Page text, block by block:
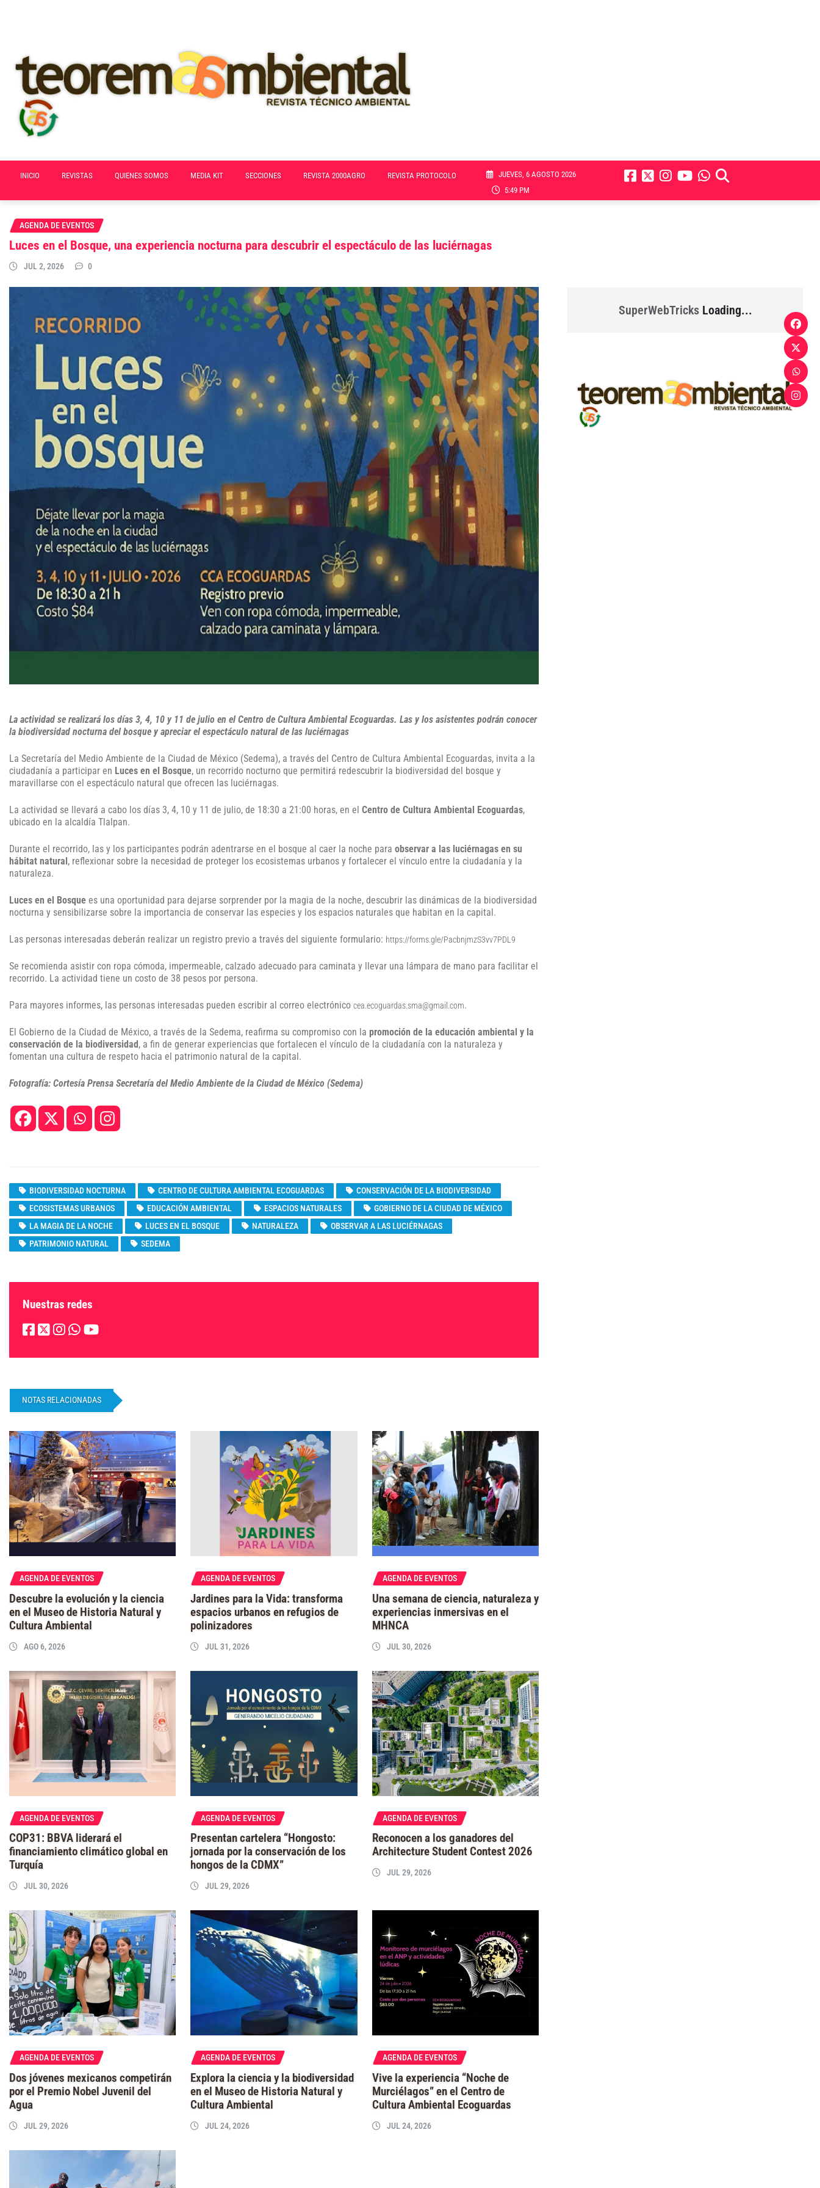
INICIO REVISTAS QUIENES SOMOS MEDIA KIT SECCIONES REVISTA 2000AGRO REVISTA PROTOCOLO
JUEVES, 6 AGOSTO 2026
5:49 PM
AGENDA DE EVENTOS
Luces en el Bosque, una experiencia nocturna para descubrir el espectáculo de las luciérnagas
JUL 2, 2026 0
La actividad se realizará los días 3, 4, 10 y 11 de julio en el Centro de Cultura Ambiental Ecoguardas. Las y los asistentes podrán conocer
la biodiversidad nocturna del bosque y apreciar el espectáculo natural de las luciérnagas
La Secretaría del Medio Ambiente de la Ciudad de México (Sedema), a través del Centro de Cultura Ambiental Ecoguardas, invita a la
ciudadanía a participar en Luces en el Bosque, un recorrido nocturno que permitirá redescubrir la biodiversidad del bosque y
maravillarse con el espectáculo natural que ofrecen las luciérnagas.
La actividad se llevará a cabo los días 3, 4, 10 y 11 de julio, de 18:30 a 21:00 horas, en el Centro de Cultura Ambiental Ecoguardas,
ubicado en la alcaldía Tlalpan.
Durante el recorrido, las y los participantes podrán adentrarse en el bosque al caer la noche para observar a las luciérnagas en su
hábitat natural , reflexionar sobre la necesidad de proteger los ecosistemas urbanos y fortalecer el vínculo entre la ciudadanía y la
naturaleza.
Luces en el Bosque es una oportunidad para dejarse sorprender por la magia de la noche, descubrir las dinámicas de la biodiversidad
nocturna y sensibilizarse sobre la importancia de conservar las especies y los espacios naturales que habitan en la capital.
Las personas interesadas deberán realizar un registro previo a través del siguiente formulario: https://forms.gle/PacbnjmzS3vv7PDL9
Se recomienda asistir con ropa cómoda, impermeable, calzado adecuado para caminata y llevar una lámpara de mano para facilitar el
recorrido. La actividad tiene un costo de 38 pesos por persona.
Para mayores informes, las personas interesadas pueden escribir al correo electrónico cea.ecoguardas.sma@gmail.com.
El Gobierno de la Ciudad de México, a través de la Sedema, reafirma su compromiso con la promoción de la educación ambiental y la
conservación de la biodiversidad , a fin de generar experiencias que fortalecen el vínculo de la ciudadanía con la naturaleza y
fomentan una cultura de respeto hacia el patrimonio natural de la capital.
Fotografía: Cortesía Prensa Secretaría del Medio Ambiente de la Ciudad de México (Sedema)
BIODIVERSIDAD NOCTURNA CENTRO DE CULTURA AMBIENTAL ECOGUARDAS
CONSERVACIÓN DE LA BIODIVERSIDAD
ECOSISTEMAS URBANOS
EDUCACIÓN AMBIENTAL ESPACIOS NATURALES
GOBIERNO DE LA CIUDAD DE MÉXICO
LA MAGIA DE LA NOCHE
LUCES EN EL BOSQUE NATURALEZA
OBSERVAR A LAS LUCIÉRNAGAS
PATRIMONIO NATURAL
SEDEMA
Nuestras redes
NOTAS RELACIONADAS
AGENDA DE EVENTOS
Descubre la evolución y la ciencia
en el Museo de Historia Natural y
Cultura Ambiental
AGO 6, 2026
AGENDA DE EVENTOS
Jardines para la Vida: transforma
espacios urbanos en refugios de
polinizadores
JUL 31, 2026
AGENDA DE EVENTOS
Una semana de ciencia, naturaleza y
experiencias inmersivas en el
MHNCA
JUL 30, 2026
AGENDA DE EVENTOS
COP31: BBVA liderará el
financiamiento climático global en
Turquía
JUL 30, 2026
AGENDA DE EVENTOS
Presentan cartelera “Hongosto:
jornada por la conservación de los
hongos de la CDMX”
JUL 29, 2026
AGENDA DE EVENTOS
Reconocen a los ganadores del
Architecture Student Contest 2026
JUL 29, 2026
AGENDA DE EVENTOS
Dos jóvenes mexicanos competirán
por el Premio Nobel Juvenil del
Agua
JUL 29, 2026
AGENDA DE EVENTOS
Explora la ciencia y la biodiversidad
en el Museo de Historia Natural y
Cultura Ambiental
JUL 24, 2026
AGENDA DE EVENTOS
Vive la experiencia “Noche de
Murciélagos” en el Centro de
Cultura Ambiental Ecoguardas
JUL 24, 2026
SuperWebTricksLoading...